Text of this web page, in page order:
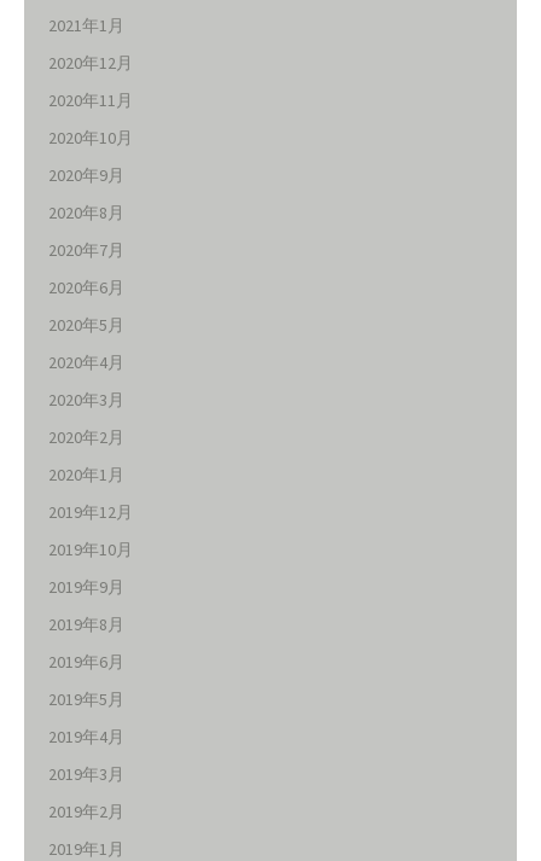
2021年1月
2020年12月
2020年11月
2020年10月
2020年9月
2020年8月
2020年7月
2020年6月
2020年5月
2020年4月
2020年3月
2020年2月
2020年1月
2019年12月
2019年10月
2019年9月
2019年8月
2019年6月
2019年5月
2019年4月
2019年3月
2019年2月
2019年1月